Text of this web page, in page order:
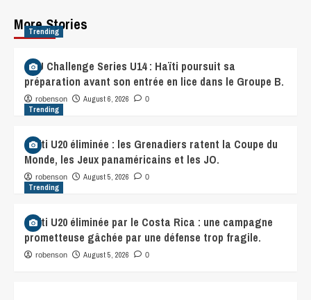
More Stories
Trending
CFU Challenge Series U14 : Haïti poursuit sa
préparation avant son entrée en lice dans le Groupe B.
robenson August 6, 2026 0
Trending
Haïti U20 éliminée : les Grenadiers ratent la Coupe du
Monde, les Jeux panaméricains et les JO.
robenson August 5, 2026 0
Trending
Haïti U20 éliminée par le Costa Rica : une campagne
prometteuse gâchée par une défense trop fragile.
robenson August 5, 2026 0